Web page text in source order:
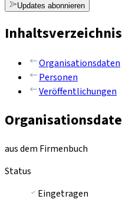
Updates abonnieren
Inhaltsverzeichnis
Organisationsdaten
Personen
Veröffentlichungen
aus dem Firmenbuch
Status
Eingetragen